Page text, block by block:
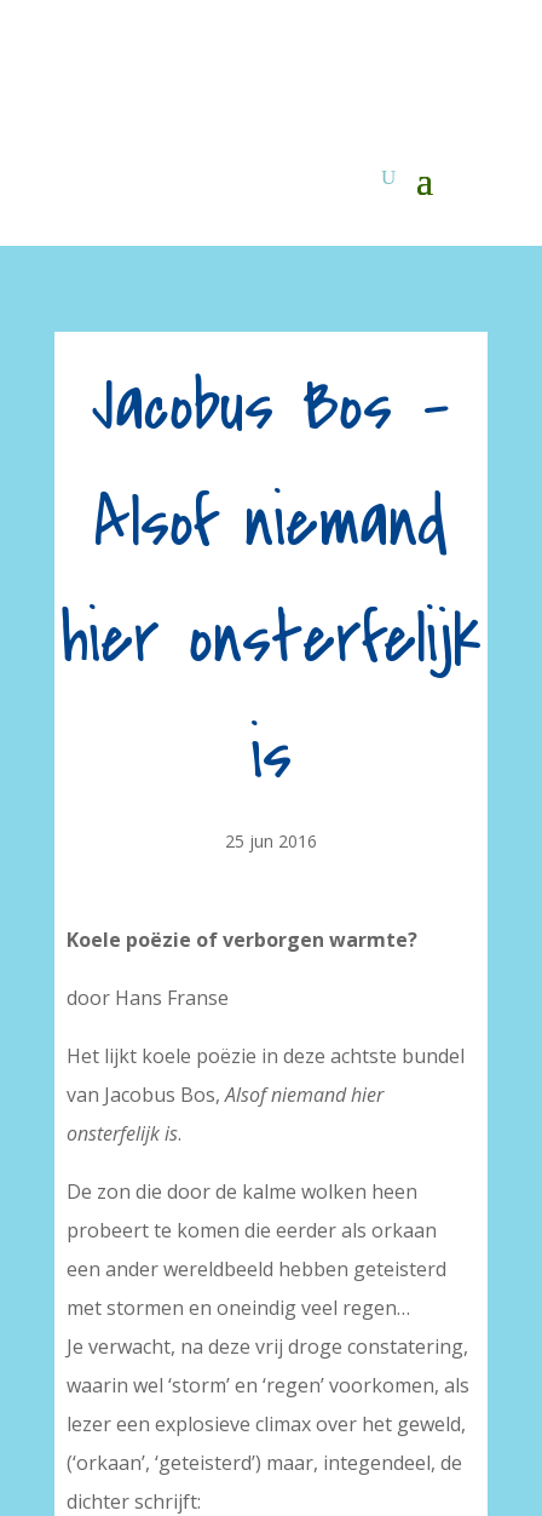
Jacobus Bos –
Alsof niemand
hier onsterfelijk
is
25 jun 2016
Koele poëzie of verborgen warmte?
door Hans Franse
Het lijkt koele poëzie in deze achtste bundel
van Jacobus Bos,Alsof niemand hier
onsterfelijk is.
De zon die door de kalme wolken heen
probeert te komen die eerder als orkaan
een ander wereldbeeld hebben geteisterd
met stormen en oneindig veel regen…
Je verwacht, na deze vrij droge constatering,
waarin wel ‘storm’ en ‘regen’ voorkomen, als
lezer een explosieve climax over het geweld,
(‘orkaan’, ‘geteisterd’) maar, integendeel, de
dichter schrijft: